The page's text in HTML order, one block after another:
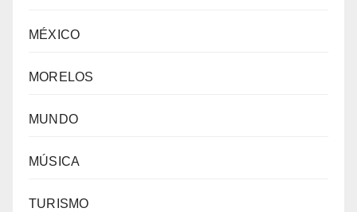
MÉXICO
MORELOS
MUNDO
MÚSICA
TURISMO